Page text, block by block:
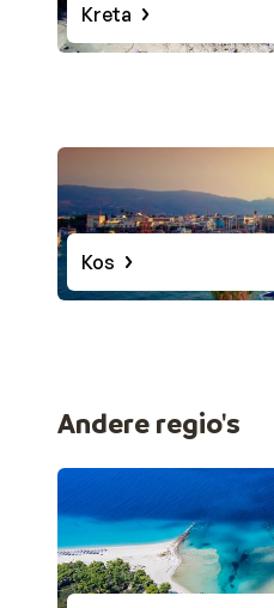
Kreta
Kos
Andere regio's